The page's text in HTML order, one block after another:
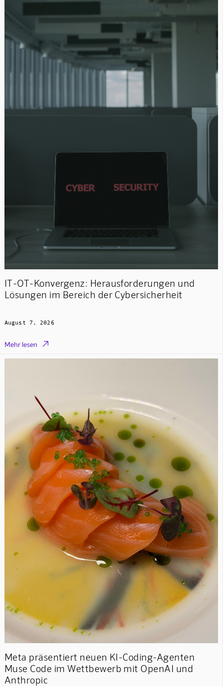
IT-OT-Konvergenz: Herausforderungen und
Lösungen im Bereich der Cybersicherheit
August 7, 2026
Mehr lesen 
Meta präsentiert neuen KI-Coding-Agenten
Muse Code im Wettbewerb mit OpenAI und
Anthropic